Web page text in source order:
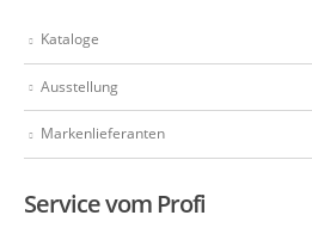
Kataloge
Ausstellung
Markenlieferanten
Service vom Profi